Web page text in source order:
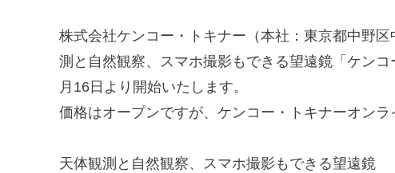
株式会社ケンコー・トキナー（本社：東京都中
測と自然観察、スマホ撮影もできる望遠鏡「ケン
月16日より開始いたします。
価格はオープンですが、ケンコー・トキナーオン
天体観測と自然観察、スマホ撮影もできる望遠鏡